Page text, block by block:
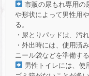
市販の尿もれ専用の
や形状によって男性用
る。
・尿とりパッドは、汚
・外出時には、使用済
ニール袋などを準備する
男性トイレには、使